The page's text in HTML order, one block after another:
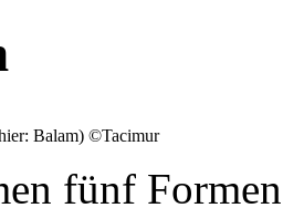
Balam) ©Tacimur
fünf